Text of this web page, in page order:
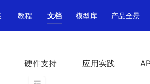
教程 文档 模型库 产品全景
硬件支持 应用实践